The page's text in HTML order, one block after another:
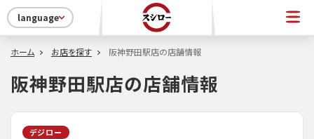
language
ホーム お店を探す 阪神野田駅店の店舗情報
阪神野田駅店の店舗情報
デジロー